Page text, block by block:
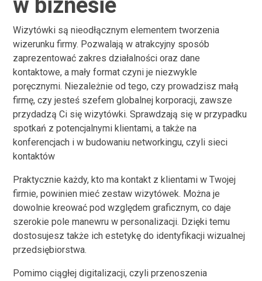
w biznesie
Wizytówki są nieodłącznym elementem tworzenia
wizerunku firmy. Pozwalają w atrakcyjny sposób
zaprezentować zakres działalności oraz dane
kontaktowe, a mały format czyni je niezwykle
poręcznymi. Niezależnie od tego, czy prowadzisz małą
firmę, czy jesteś szefem globalnej korporacji, zawsze
przydadzą Ci się wizytówki. Sprawdzają się w przypadku
spotkań z potencjalnymi klientami, a także na
konferencjach i w budowaniu networkingu, czyli sieci
kontaktów
Praktycznie każdy, kto ma kontakt z klientami w Twojej
firmie, powinien mieć zestaw wizytówek. Można je
dowolnie kreować pod względem graficznym, co daje
szerokie pole manewru w personalizacji. Dzięki temu
dostosujesz także ich estetykę do identyfikacji wizualnej
przedsiębiorstwa.
Pomimo ciągłej digitalizacji, czyli przenoszenia